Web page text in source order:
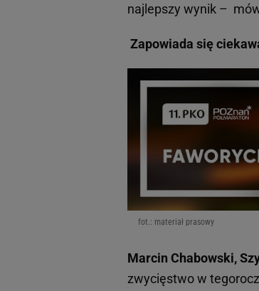
najlepszy wynik –
Zapowiada się
fot.: materiał prasowy
Marcin Chabowski,
zwycięstwo w